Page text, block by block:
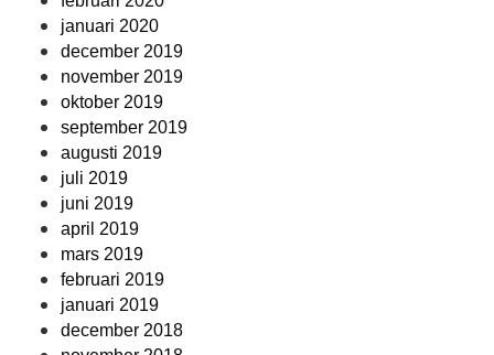
januari 2020
december 2019
november 2019
oktober 2019
september 2019
augusti 2019
juli 2019
juni 2019
april 2019
mars 2019
februari 2019
januari 2019
december 2018